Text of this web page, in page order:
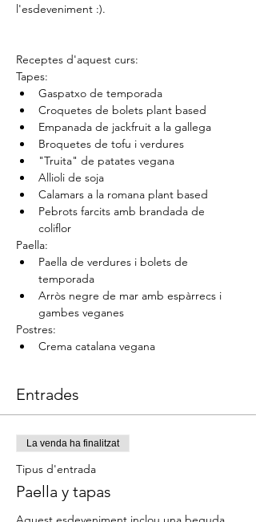
l'esdeveniment :).
Receptes d'aquest curs:
Tapes:
Gaspatxo de temporada
Croquetes de bolets plant based
Empanada de jackfruit a la gallega
Broquetes de tofu i verdures
"Truita" de patates vegana
Allioli de soja
Calamars a la romana plant based
Pebrots farcits amb brandada de
coliflor
Paella:
Paella de verdures i bolets de
temporada
Arròs negre de mar amb espàrrecs i
gambes veganes
Postres:
Crema catalana vegana
Entrades
La venda ha finalitzat
Tipus d'entrada
Paella y tapas